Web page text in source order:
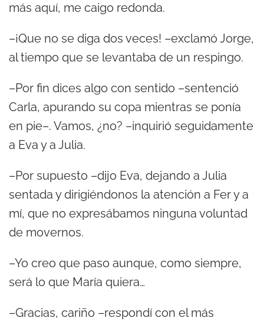
más aquí, me caigo redonda.
–¡Que no se diga dos veces! –exclamó Jorge,
al tiempo que se levantaba de un respingo.
–Por fin dices algo con sentido –sentenció
Carla, apurando su copa mientras se ponía
en pie–. Vamos, ¿no? –inquirió seguidamente
a Eva y a Julia.
–Por supuesto –dijo Eva, dejando a Julia
sentada y dirigiéndonos la atención a Fer y a
mí, que no expresábamos ninguna voluntad
de movernos.
–Yo creo que paso aunque, como siempre,
será lo que María quiera…
–Gracias, cariño –respondí con el más